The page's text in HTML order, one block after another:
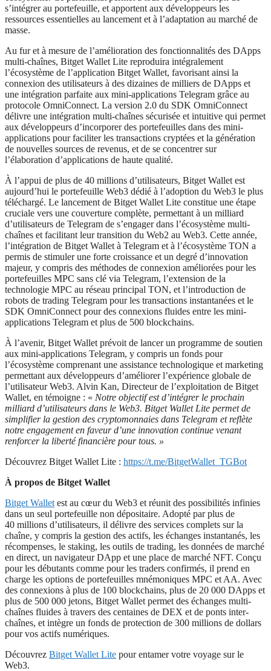
s’intégrer au portefeuille, et apportent aux développeurs les
ressources essentielles au lancement et à l’adaptation au marché de
masse.
Au fur et à mesure de l’amélioration des fonctionnalités des DApps
multi-chaînes, Bitget Wallet Lite reproduira intégralement
l’écosystème de l’application Bitget Wallet, favorisant ainsi la
connexion des utilisateurs à des dizaines de milliers de DApps et
une intégration parfaite aux mini-applications Telegram grâce au
protocole OmniConnect. La version 2.0 du SDK OmniConnect
délivre une intégration multi-chaînes sécurisée et intuitive qui permet
aux développeurs d’incorporer des portefeuilles dans des mini-
applications pour faciliter les transactions cryptées et la génération
de nouvelles sources de revenus, et de se concentrer sur
l’élaboration d’applications de haute qualité.
À l’appui de plus de 40 millions d’utilisateurs, Bitget Wallet est
aujourd’hui le portefeuille Web3 dédié à l’adoption du Web3 le plus
téléchargé. Le lancement de Bitget Wallet Lite constitue une étape
cruciale vers une couverture complète, permettant à un milliard
d’utilisateurs de Telegram de s’engager dans l’écosystème multi-
chaînes et facilitant leur transition du Web2 au Web3. Cette année,
l’intégration de Bitget Wallet à Telegram et à l’écosystème TON a
permis de stimuler une forte croissance et un degré d’innovation
majeur, y compris des méthodes de connexion améliorées pour les
portefeuilles MPC sans clé via Telegram, l’extension de la
technologie MPC au réseau principal TON, et l’introduction de
robots de trading Telegram pour les transactions instantanées et le
SDK OmniConnect pour des connexions fluides entre les mini-
applications Telegram et plus de 500 blockchains.
À l’avenir, Bitget Wallet prévoit de lancer un programme de soutien
aux mini-applications Telegram, y compris un fonds pour
l’écosystème comprenant une assistance technologique et marketing
permettant aux développeurs d’améliorer l’expérience globale de
l’utilisateur Web3. Alvin Kan, Directeur de l’exploitation de Bitget
Wallet, en témoigne : « Notre objectif est d’intégrer le prochain
milliard d’utilisateurs dans le Web3. Bitget Wallet Lite permet de
simplifier la gestion des cryptomonnaies dans Telegram et reflète
notre engagement en faveur d’une innovation continue venant
renforcer la liberté financière pour tous. »
Découvrez Bitget Wallet Lite : https://t.me/BitgetWallet_TGBot
À propos de Bitget Wallet
Bitget Wallet est au cœur du Web3 et réunit des possibilités infinies
dans un seul portefeuille non dépositaire. Adopté par plus de
40 millions d’utilisateurs, il délivre des services complets sur la
chaîne, y compris la gestion des actifs, les échanges instantanés, les
récompenses, le staking, les outils de trading, les données de marché
en direct, un navigateur DApp et une place de marché NFT. Conçu
pour les débutants comme pour les traders confirmés, il prend en
charge les options de portefeuilles mnémoniques MPC et AA. Avec
des connexions à plus de 100 blockchains, plus de 20 000 DApps et
plus de 500 000 jetons, Bitget Wallet permet des échanges multi-
chaînes fluides à travers des centaines de DEX et de ponts inter-
chaînes, et intègre un fonds de protection de 300 millions de dollars
pour vos actifs numériques.
Découvrez Bitget Wallet Lite pour entamer votre voyage sur le
Web3.